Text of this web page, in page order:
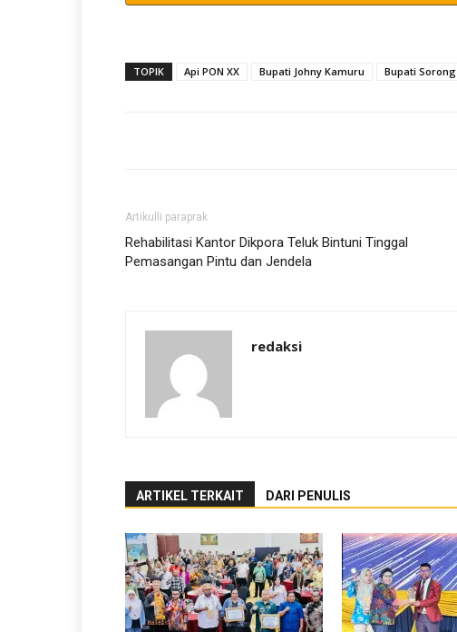
TOPIK Api PON XX Bupati Johny Kamuru Bupati Sorong
Artikulli paraprak
Rehabilitasi Kantor Dikpora Teluk Bintuni Tinggal
Pemasangan Pintu dan Jendela
redaksi
ARTIKEL TERKAIT DARI PENULIS